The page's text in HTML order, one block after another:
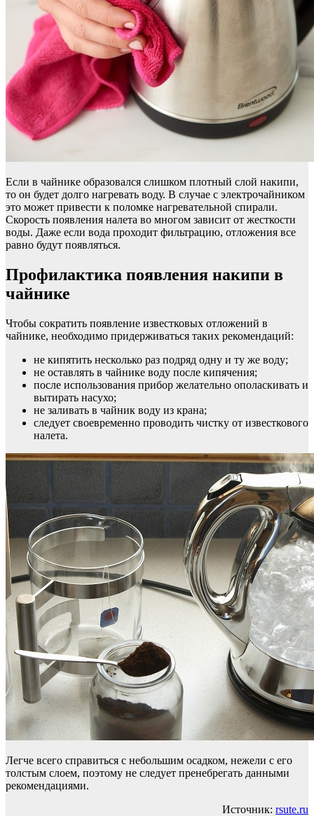
Если в чайнике образовался слишком плотный слой накипи,
то он будет долго нагревать воду. В случае с электрочайником
это может привести к поломке нагревательной спирали.
Скорость появления налета во многом зависит от жесткости
воды. Даже если вода проходит фильтрацию, отложения все
равно будут появляться.
Профилактика появления накипи в
чайнике
Чтобы сократить появление известковых отложений в
чайнике, необходимо придерживаться таких рекомендаций:
не кипятить несколько раз подряд одну и ту же воду;
не оставлять в чайнике воду после кипячения;
после использования прибор желательно ополаскивать и
вытирать насухо;
не заливать в чайник воду из крана;
следует своевременно проводить чистку от известкового
налета.
Легче всего справиться с небольшим осадком, нежели с его
толстым слоем, поэтому не следует пренебрегать данными
рекомендациями.
Источник: rsute.ru